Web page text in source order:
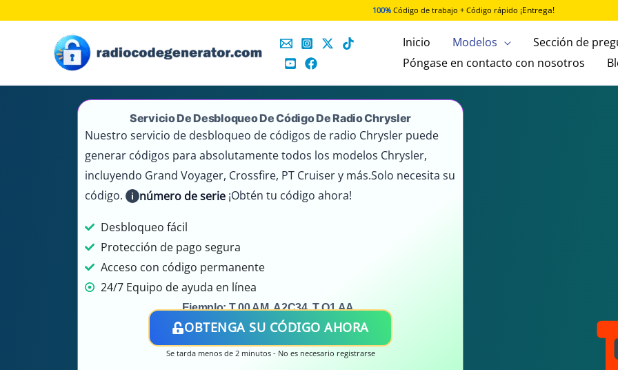
100% Código de trabajo + Código rápido ¡Entrega!
Inicio Modelos
Sección de
Póngase en contacto con nosotros
Servicio De Desbloqueo De Código De Radio Chrysler
Nuestro servicio de desbloqueo de códigos de radio Chrysler puede
generar códigos para absolutamente todos los modelos Chrysler,
incluyendo Grand Voyager, Crossfire, PT Cruiser y más.Solo necesita su
código.
i número de serie ¡Obtén tu código ahora!
Desbloqueo fácil
Protección de pago segura
Acceso con código permanente
24/7 Equipo de ayuda en línea
Ejemplo: T 00 AM, A2C34, T Q1 AA..
OBTENGA SU CÓDIGO AHORA
Se tarda menos de 2 minutos - No es necesario registrarse